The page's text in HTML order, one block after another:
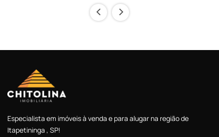
‹ ›
Especialista em imóveis à venda e para alugar na região de
Itapetininga , SP!